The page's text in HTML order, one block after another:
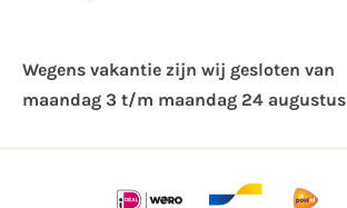
Wegens vakantie zijn wij gesloten van ​
maandag 3 t/m maandag 24 augustus